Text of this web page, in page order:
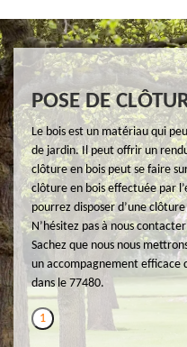
POSE DE
Le bois est un matériau qui
de jardin. Il peut offrir un
clôture en bois peut se faire
clôture en bois effectuée par
pourrez disposer d’une
N’hésitez pas à nous
Sachez que nous nous
un accompagnement efficace
dans le 77480.
1